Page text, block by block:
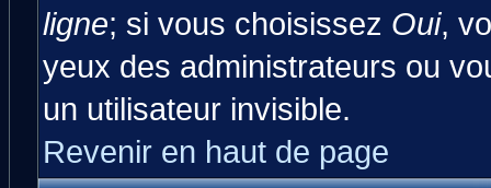
ligne; si vous choisissez Oui,
yeux des administrateurs ou
un utilisateur invisible.
Revenir en haut de page